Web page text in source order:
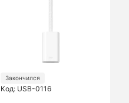
Закончился
Код: USB-0116